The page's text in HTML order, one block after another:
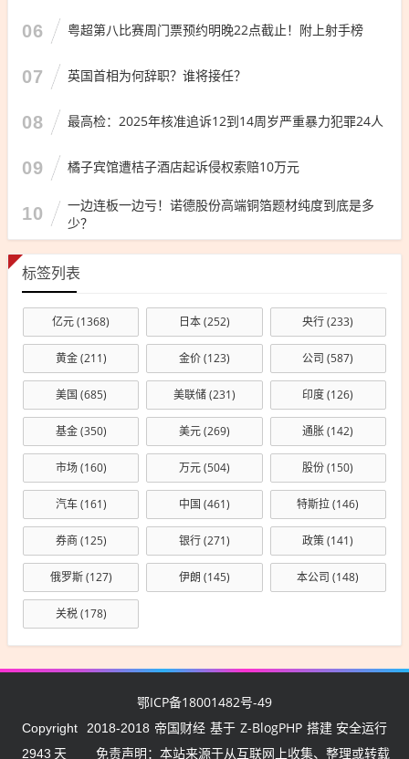
06 粤超第八比赛周门票预约明晚22点截止！附上射手榜
07 英国首相为何辞职？谁将接任？
08 最高检：2025年核准追诉12到14周岁严重暴力犯罪24人
09 橘子宾馆遭桔子酒店起诉侵权索赔10万元
10
一边连板一边亏！诺德股份高端铜箔题材纯度到底是多
少？
标签列表
亿元(1368) 日本(252) 央行(233)
黄金(211) 金价(123) 公司 (587)
美国 (685) 美联储(231) 印度(126)
基金(350) 美元(269) 通胀(142)
市场(160) 万元(504) 股份(150)
汽车(161) 中国 (461) 特斯拉(146)
券商(125) 银行(271) 政策(141)
俄罗斯(127) 伊朗 (145) 本公司 (148)
关税(178)
鄂ICP备18001482号-49
Copyright 2018-2018 帝国财经 基于 Z-BlogPHP 搭建 安全运行
2943 天 免责声明：本站来源于从互联网上收集、整理或转载